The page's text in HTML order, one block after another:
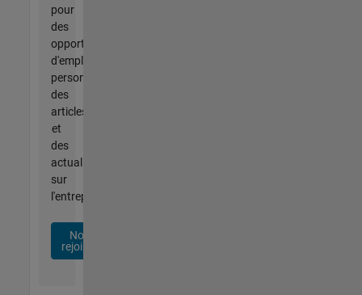
pour
des
opportunités
d'emploi
personnalisées,
des
articles
et
des
actualités
sur
l'entreprise.
Nous
rejoindre